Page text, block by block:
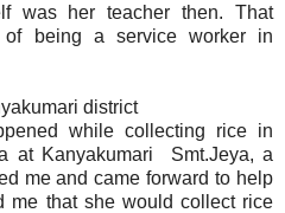
was her teacher then. That
being a service worker in
district
while collecting rice in
at Kanyakumari Smt.Jeya, a
me and came forward to help
me that she would collect rice